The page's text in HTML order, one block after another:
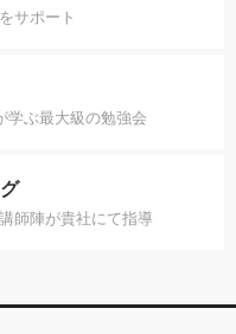
サポート
学ぶ最大級の勉強会
師陣が貴社にて指導